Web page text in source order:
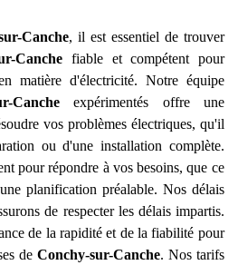
Canche, il est essentiel de trouver
Canche fiable et compétent pour
matière d'électricité. Notre équipe
Canche expérimentés offre une
vos problèmes électriques, qu'il
ou d'une installation complète.
pour répondre à vos besoins, que ce
planification préalable. Nos délais
de respecter les délais impartis.
de la rapidité et de la fiabilité pour
deConchy-sur-Canche. Nos tarifs